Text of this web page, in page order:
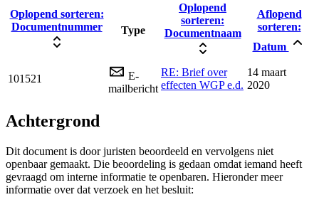
Oplopend sorteren:
Documentnummer
Type
Oplopend
sorteren:
Documentnaam
Aflopend
sorteren:
Datum
101521
E-
mailbericht
RE: Brief over
effecten WGP e.d.
14 maart
2020
Achtergrond
Dit document is door juristen beoordeeld en vervolgens niet
openbaar gemaakt. Die beoordeling is gedaan omdat iemand heeft
gevraagd om interne informatie te openbaren. Hieronder meer
informatie over dat verzoek en het besluit: